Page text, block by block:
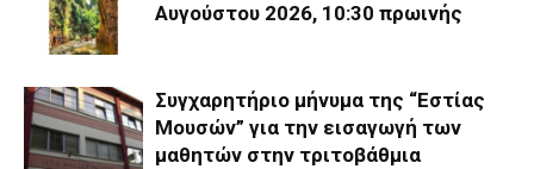
Αυγούστου 2026, 10:30 πρωινής
Συγχαρητήριο μήνυμα της “Εστίας
Μουσών” για την εισαγωγή των
μαθητών στην τριτοβάθμια